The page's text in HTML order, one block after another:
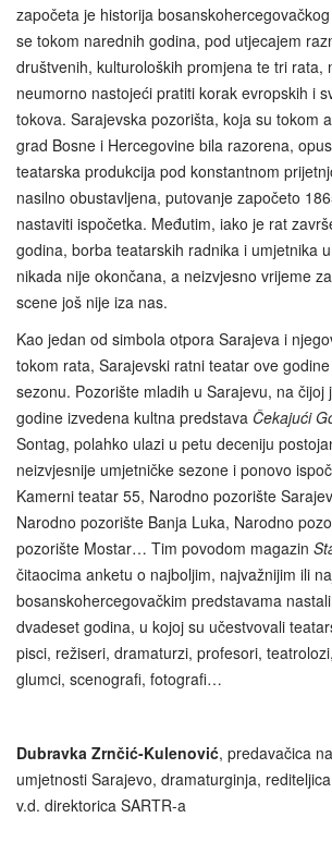
započeta je historija
se tokom narednih godina, pod utjecajem
društvenih, kulturoloških promjena te tri rata,
neumorno nastojeći pratiti korak evropskih i
tokova. Sarajevska pozorišta, koja su tokom
grad Bosne i Hercegovine bila razorena,
teatarska produkcija pod konstantnom
nasilno obustavljena, putovanje započeto
nastaviti ispočetka. Međutim, iako je rat
godina, borba teatarskih radnika i umjetnika
nikada nije okončana, a neizvjesno vrijeme
scene još nije iza nas.
Kao jedan od simbola otpora Sarajeva i
tokom rata, Sarajevski ratni teatar ove
sezonu. Pozorište mladih u Sarajevu, na čijoj
godine izvedena kultna predstava Čekajući
Sontag, polahko ulazi u petu deceniju
neizvjesnije umjetničke sezone i ponovo
Kamerni teatar 55, Narodno pozorište
Narodno pozorište Banja Luka, Narodno
pozorište Mostar… Tim povodom magazin
čitaocima anketu o najboljim, najvažnijim ili
bosanskohercegovačkim predstavama
dvadeset godina, u kojoj su učestvovali
pisci, režiseri, dramaturzi, profesori,
glumci, scenografi, fotografi…
Dubravka Zrnčić-Kulenović, predavačica
umjetnosti Sarajevo, dramaturginja,
v.d. direktorica SARTR-a